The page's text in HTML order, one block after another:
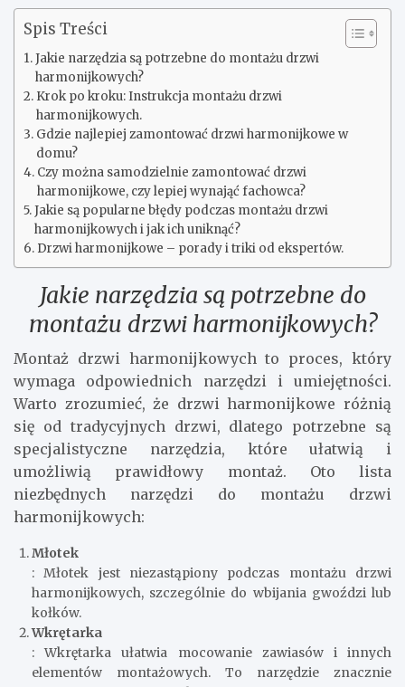
Spis Treści
Jakie narzędzia są potrzebne do montażu drzwi
harmonijkowych?
Krok po kroku: Instrukcja montażu drzwi
harmonijkowych.
Gdzie najlepiej zamontować drzwi harmonijkowe w
domu?
Czy można samodzielnie zamontować drzwi
harmonijkowe, czy lepiej wynająć fachowca?
Jakie są popularne błędy podczas montażu drzwi
harmonijkowych i jak ich uniknąć?
Drzwi harmonijkowe – porady i triki od ekspertów.
Jakie narzędzia są potrzebne do
montażu drzwi harmonijkowych?
Montaż drzwi harmonijkowych to proces, który
wymaga odpowiednich narzędzi i umiejętności.
Warto zrozumieć, że drzwi harmonijkowe różnią
się od tradycyjnych drzwi, dlatego potrzebne są
specjalistyczne narzędzia, które ułatwią i
umożliwią prawidłowy montaż. Oto lista
niezbędnych narzędzi do montażu drzwi
harmonijkowych:
Młotek
: Młotek jest niezastąpiony podczas montażu drzwi
harmonijkowych, szczególnie do wbijania gwoździ lub
kołków.
Wkrętarka
: Wkrętarka ułatwia mocowanie zawiasów i innych
elementów montażowych. To narzędzie znacznie